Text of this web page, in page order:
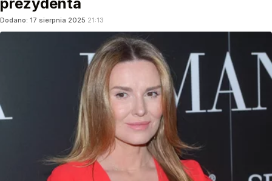
Dodano: 17 sierpnia 2025 21:13